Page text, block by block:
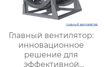
Главный вентилятор:
инновационное
решение для
эффективной